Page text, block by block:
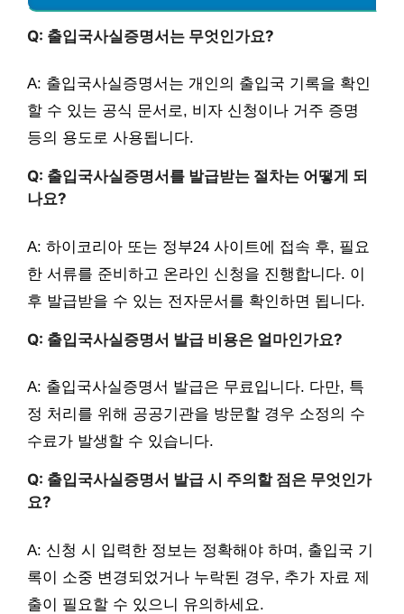
Q: 출입국사실증명서는 무엇인가요?
A: 출입국사실증명서는 개인의 출입국 기록을 확인
할 수 있는 공식 문서로, 비자 신청이나 거주 증명
등의 용도로 사용됩니다.
Q: 출입국사실증명서를 발급받는 절차는 어떻게 되
나요?
A: 하이코리아 또는 정부24 사이트에 접속 후, 필요
한 서류를 준비하고 온라인 신청을 진행합니다. 이
후 발급받을 수 있는 전자문서를 확인하면 됩니다.
Q: 출입국사실증명서 발급 비용은 얼마인가요?
A: 출입국사실증명서 발급은 무료입니다. 다만, 특
정 처리를 위해 공공기관을 방문할 경우 소정의 수
수료가 발생할 수 있습니다.
Q: 출입국사실증명서 발급 시 주의할 점은 무엇인가
요?
A: 신청 시 입력한 정보는 정확해야 하며, 출입국 기
록이 소중 변경되었거나 누락된 경우, 추가 자료 제
출이 필요할 수 있으니 유의하세요.